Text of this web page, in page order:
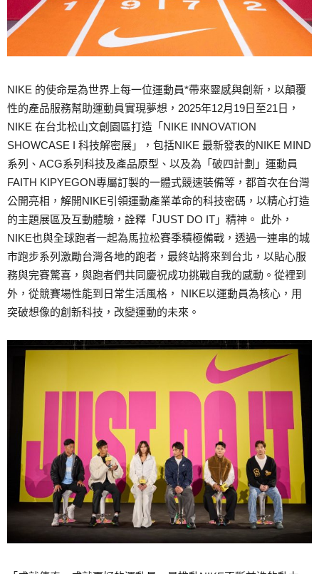
NIKE 的使命是為世界上每一位運動員*帶來靈感與創新，以顛覆
性的產品服務幫助運動員實現夢想，2025年12月19日至21日，
NIKE 在台北松山文創園區打造「NIKE INNOVATION
SHOWCASE I 科技解密展」，包括NIKE 最新發表的NIKE MIND
系列、ACG系列科技及產品原型、以及為「破四計劃」運動員
FAITH KIPYEGON專屬訂製的一體式競速裝備等，都首次在台灣
公開亮相，解開NIKE引領運動產業革命的科技密碼，以精心打造
的主題展區及互動體驗，詮釋「JUST DO IT」精神。 此外，
NIKE也與全球跑者一起為馬拉松賽季積極備戰，透過一連串的城
市跑步系列激勵台灣各地的跑者，最終站將來到台北，以貼心服
務與完賽驚喜，與跑者們共同慶祝成功挑戰自我的感動。從裡到
外，從競賽場性能到日常生活風格， NIKE以運動員為核心，用
突破想像的創新科技，改變運動的未來。